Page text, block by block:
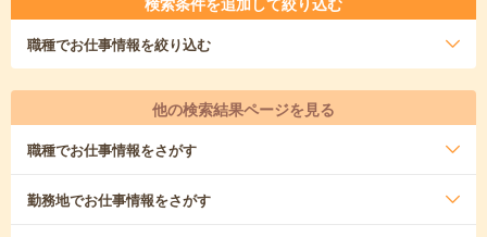
職種でお仕事情報を絞り込む
他の検索結果ページを見る
職種でお仕事情報をさがす
勤務地でお仕事情報をさがす